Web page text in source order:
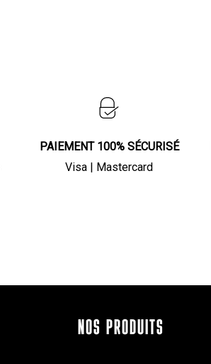
PAIEMENT 100% SÉCURISÉ
Visa | Mastercard
NOS PRODUITS